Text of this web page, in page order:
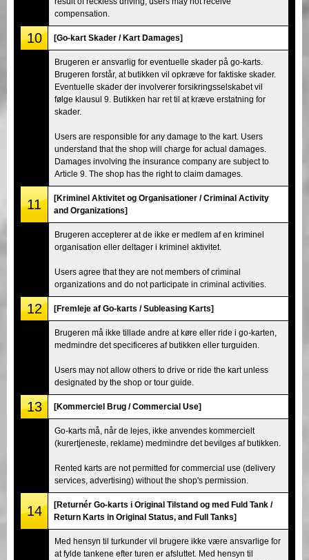
compensation.
10 [Go-kart Skader / Kart Damages]
Brugeren er ansvarlig for eventuelle skader på go-karts.
Brugeren forstår, at butikken vil opkræve for faktiske skader.
Eventuelle skader der involverer forsikringsselskabet vil
følge klausul 9. Butikken har ret til at kræve erstatning for
skader.
Users are responsible for any damage to the kart. Users
understand that the shop will charge for actual damages.
Damages involving the insurance company are subject to
Article 9. The shop has the right to claim damages.
11
[Kriminel Aktivitet og Organisationer / Criminal Activity
and Organizations]
Brugeren accepterer at de ikke er medlem af en kriminel
organisation eller deltager i kriminel aktivitet.
Users agree that they are not members of criminal
organizations and do not participate in criminal activities.
12 [Fremleje af Go-karts / Subleasing Karts]
Brugeren må ikke tillade andre at køre eller ride i go-karten,
medmindre det specificeres af butikken eller turguiden.
Users may not allow others to drive or ride the kart unless
designated by the shop or tour guide.
13 [Kommerciel Brug / Commercial Use]
Go-karts må, når de lejes, ikke anvendes kommercielt
(kurertjeneste, reklame) medmindre det bevilges af butikken.
Rented karts are not permitted for commercial use (delivery
services, advertising) without the shop's permission.
14
[Returnér Go-karts i Original Tilstand og med Fuld Tank /
Return Karts in Original Status, and Full Tanks]
Med hensyn til turkunder vil brugere ikke være ansvarlige for
at fylde tankene efter turen er afsluttet. Med hensyn til